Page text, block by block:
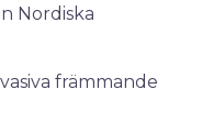
Nordiska
främmande